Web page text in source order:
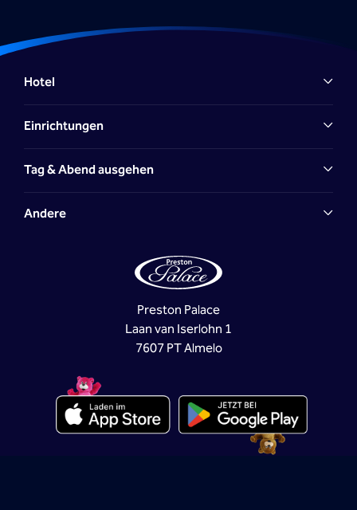
Hotel
Einrichtungen
Tag & Abend ausgehen
Andere
Preston Palace
Laan van Iserlohn 1
7607 PT Almelo